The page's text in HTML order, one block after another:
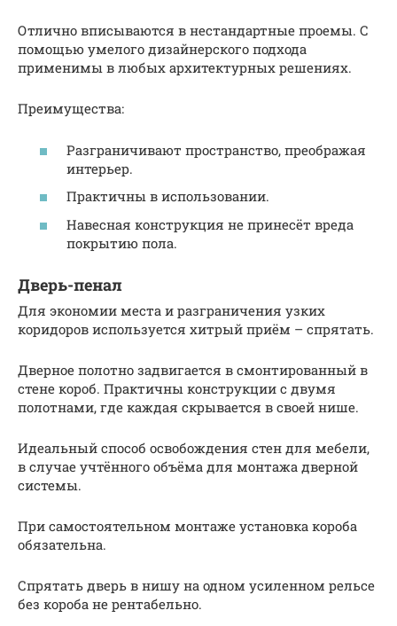
Отлично вписываются в нестандартные проемы. С
помощью умелого дизайнерского подхода
применимы в любых архитектурных решениях.
Преимущества:
Разграничивают пространство, преображая
интерьер.
Практичны в использовании.
Навесная конструкция не принесёт вреда
покрытию пола.
Дверь-пенал
Для экономии места и разграничения узких
коридоров используется хитрый приём – спрятать.
Дверное полотно задвигается в смонтированный в
стене короб. Практичны конструкции с двумя
полотнами, где каждая скрывается в своей нише.
Идеальный способ освобождения стен для мебели,
в случае учтённого объёма для монтажа дверной
системы.
При самостоятельном монтаже установка короба
обязательна.
Спрятать дверь в нишу на одном усиленном рельсе
без короба не рентабельно.